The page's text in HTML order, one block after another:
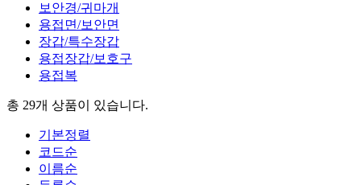
보안경/귀마개
용접면/보안면
장갑/특수장갑
용접장갑/보호구
용접복
총 29개 상품이 있습니다.
기본정렬
코드순
이름순